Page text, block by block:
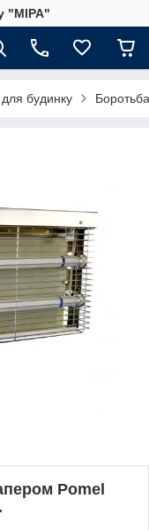
"МІРА"
для будинку
Pomel